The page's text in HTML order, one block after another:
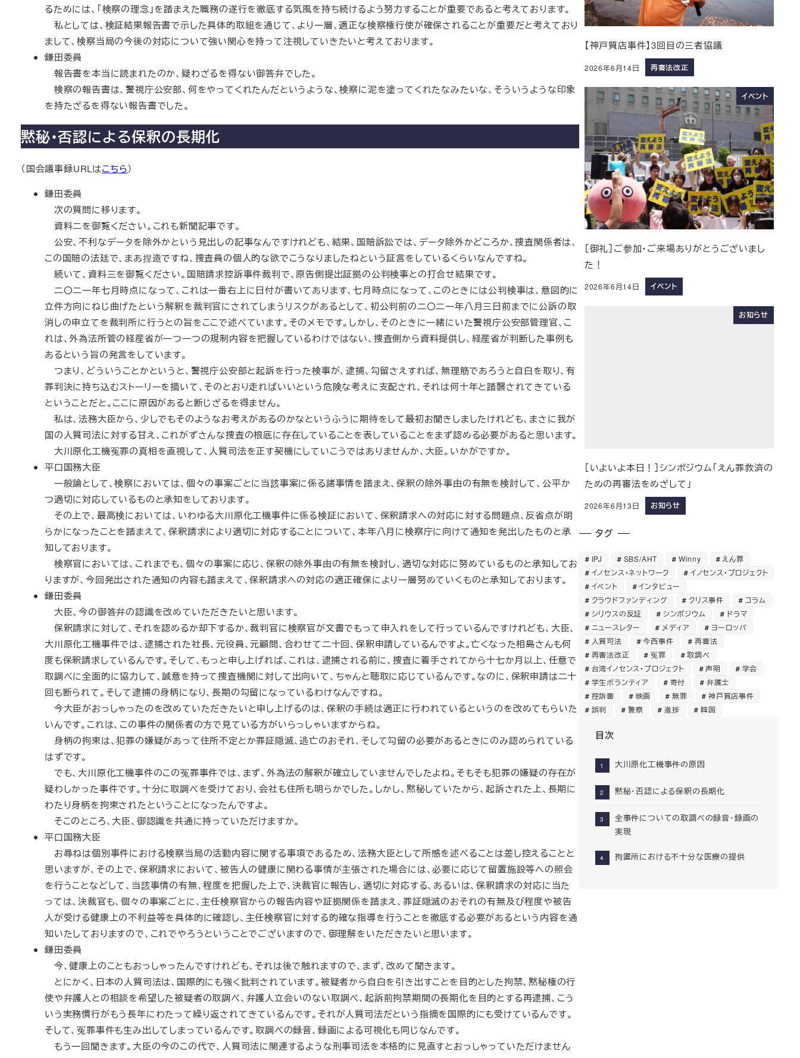
るためには、「検察の理念」を踏まえた職務の遂行を徹底する気風を持ち続けるよう努力することが重要であると考えております。
私としては、検証結果報告書で示した具体的取組を通じて、より一層、適正な検察権行使が確保されることが重要だと考えており
まして、検察当局の今後の対応について強い関心を持って注視していきたいと考えております。
鎌田委員
報告書を本当に読まれたのか、疑わざるを得ない御答弁でした。
検察の報告書は、警視庁公安部、何をやってくれたんだというような、検察に泥を塗ってくれたなみたいな、そういうような印象
を持たざるを得ない報告書でした。
黙秘・否認による保釈の長期化
（国会議事録URLはこちら）
鎌田委員
次の質問に移ります。
資料二を御覧ください。これも新聞記事です。
公安、不利なデータを除外かという見出しの記事なんですけれども、結果、国賠訴訟では、データ除外かどころか、捜査関係者は、
この国賠の法廷で、まあ捏造ですね、捜査員の個人的な欲でこうなりましたねという証言をしているくらいなんですね。
続いて、資料三を御覧ください。国賠請求控訴事件裁判で、原告側提出証拠の公判検事との打合せ結果です。
二〇二一年七月時点になって、これは一番右上に日付が書いてあります、七月時点になって、このときには公判検事は、意図的に
立件方向にねじ曲げたという解釈を裁判官にされてしまうリスクがあるとして、初公判前の二〇二一年八月三日前までに公訴の取
消しの申立てを裁判所に行うとの旨をここで述べています。そのメモです。しかし、そのときに一緒にいた警視庁公安部管理官、こ
れは、外為法所管の経産省が一つ一つの規制内容を把握しているわけではない、捜査側から資料提供し、経産省が判断した事例も
あるという旨の発言をしています。
つまり、どういうことかというと、警視庁公安部と起訴を行った検事が、逮捕、勾留さえすれば、無理筋であろうと自白を取り、有
罪判決に持ち込むストーリーを描いて、そのとおり走ればいいという危険な考えに支配され、それは何十年と踏襲されてきている
ということだと。ここに原因があると断じざるを得ません。
私は、法務大臣から、少しでもそのようなお考えがあるのかなというふうに期待をして最初お聞きしましたけれども、まさに我が
国の人質司法に対する甘え、これがずさんな捜査の根底に存在していることを表していることをまず認める必要があると思います。
大川原化工機冤罪の真相を直視して、人質司法を正す契機にしていこうではありませんか、大臣。いかがですか。
平口国務大臣
一般論として、検察においては、個々の事案ごとに当該事案に係る諸事情を踏まえ、保釈の除外事由の有無を検討して、公平か
つ適切に対応しているものと承知をしております。
その上で、最高検においては、いわゆる大川原化工機事件に係る検証において、保釈請求への対応に対する問題点、反省点が明
らかになったことを踏まえて、保釈請求により適切に対応することについて、本年八月に検察庁に向けて通知を発出したものと承
知しております。
検察官においては、これまでも、個々の事案に応じ、保釈の除外事由の有無を検討し、適切な対応に努めているものと承知してお
りますが、今回発出された通知の内容も踏まえて、保釈請求への対応の適正確保により一層努めていくものと承知しております。
鎌田委員
大臣、今の御答弁の認識を改めていただきたいと思います。
保釈請求に対して、それを認めるか却下するか、裁判官に検察官が文書でもって申入れをして行っているんですけれども、大臣、
大川原化工機事件では、逮捕された社長、元役員、元顧問、合わせて二十回、保釈申請しているんですよ。亡くなった相島さんも何
度も保釈請求しているんです。そして、もっと申し上げれば、これは、逮捕される前に、捜査に着手されてから十七か月以上、任意で
取調べに全面的に協力して、誠意を持って捜査機関に対して出向いて、ちゃんと聴取に応じているんです。なのに、保釈申請は二十
回も断られて。そして逮捕の身柄になり、長期の勾留になっているわけなんですね。
今大臣がおっしゃったのを改めていただきたいと申し上げるのは、保釈の手続は適正に行われているというのを改めてもらいた
いんです。これは、この事件の関係者の方で見ている方がいらっしゃいますからね。
身柄の拘束は、犯罪の嫌疑があって住所不定とか罪証隠滅、逃亡のおそれ、そして勾留の必要があるときにのみ認められている
はずです。
でも、大川原化工機事件のこの冤罪事件では、まず、外為法の解釈が確立していませんでしたよね。そもそも犯罪の嫌疑の存在が
疑わしかった事件です。十分に取調べを受けており、会社も住所も明らかでした。しかし、黙秘していたから、起訴された上、長期に
わたり身柄を拘束されたということになったんですよ。
そこのところ、大臣、御認識を共通に持っていただけますか。
平口国務大臣
お尋ねは個別事件における検察当局の活動内容に関する事項であるため、法務大臣として所感を述べることは差し控えることと
思いますが、その上で、保釈請求において、被告人の健康に関わる事情が主張された場合には、必要に応じて留置施設等への照会
を行うことなどして、当該事情の有無、程度を把握した上で、決裁官に報告し、適切に対応する、あるいは、保釈請求の対応に当た
っては、決裁官も、個々の事案ごとに、主任検察官からの報告内容や証拠関係を踏まえ、罪証隠滅のおそれの有無及び程度や被告
人が受ける健康上の不利益等を具体的に確認し、主任検察官に対する的確な指導を行うことを徹底する必要があるという内容を通
知いたしておりますので、これでやろうということでございますので、御理解をいただきたいと思います。
鎌田委員
今、健康上のこともおっしゃったんですけれども、それは後で触れますので、まず、改めて聞きます。
とにかく、日本の人質司法は、国際的にも強く批判されています。被疑者から自白を引き出すことを目的とした拘禁、黙秘権の行
使や弁護人との相談を希望した被疑者の取調べ、弁護人立会いのない取調べ、起訴前拘禁期間の長期化を目的とする再逮捕、こう
いう実務慣行がもう長年にわたって繰り返されてきているんです。それが人質司法だという指摘を国際的にも受けているんです。
そして、冤罪事件も生み出してしまっているんです。取調べの録音、録画による可視化も同じなんです。
もう一回聞きます。大臣の今のこの代で、人質司法に関連するような刑事司法を本格的に見直すとおっしゃっていただけません
【神戸質店事件】3回目の三者協議
2026年6月14日 再審法改正
イベント
［御礼］ご参加・ご来場ありがとうございまし
た！
2026年6月14日 イベント
お知らせ
［いよいよ本日！］シンポジウム「えん罪救済の
ための再審法をめざして」
2026年6月13日 お知らせ
タグ
IPJ SBS/AHT Winny
えん罪
イノセンス・ネットワーク
イノセンス・プロジェクト
イベント
インタビュー
クラウドファンディング
クリス事件
コラム
シリウスの反証
シンポジウム
ドラマ
ニュースレター
メディア
ヨーロッパ
人質司法
今西事件
再審法
再審法改正
冤罪
取調べ
台湾イノセンス・プロジェクト
声明
学会
学生ボランティア
寄付
弁護士
控訴審
映画 無罪
神戸質店事件
誤判
警察 進捗 韓国
目次
大川原化工機事件の原因
黙秘・否認による保釈の長期化
全事件についての取調べの録音・録画の
実現
拘置所における不十分な医療の提供